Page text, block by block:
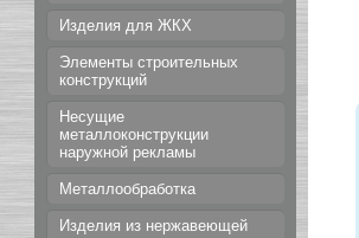
Изделия для ЖКХ
Элементы строительных
конструкций
Несущие
металлоконструкции
наружной рекламы
Металлообработка
Изделия из нержавеющей